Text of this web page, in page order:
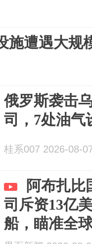
施遭遇大规
俄罗斯袭击
司，7处油气
桂系007 2026-08-
阿布扎比
司斥资13亿
船，瞄准全